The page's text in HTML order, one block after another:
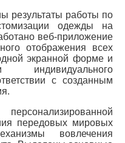
результаты работы по
одежды на
веб-приложение
отображения всех
экранной форме и
индивидуального
с созданным
передовых мировых
вовлечения